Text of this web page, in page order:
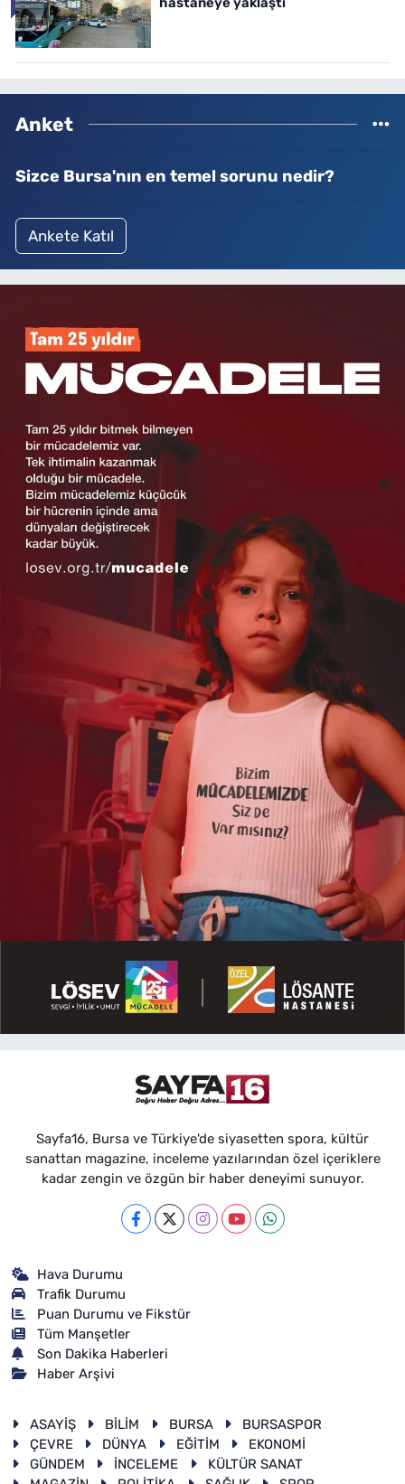
Anket
Sizce Bursa'nın en temel sorunu nedir?
Ankete Katıl
Sayfa16, Bursa ve Türkiye'de siyasetten spora, kültür
sanattan magazine, inceleme yazılarından özel içeriklere
kadar zengin ve özgün bir haber deneyimi sunuyor.
Hava Durumu
Trafik Durumu
Puan Durumu ve Fikstür
Tüm Manşetler
Son Dakika Haberleri
Haber Arşivi
ASAYİŞ BİLİM BURSA
BURSASPOR
ÇEVRE
DÜNYA EĞİTİM
EKONOMİ
GÜNDEM
İNCELEME
KÜLTÜR SANAT